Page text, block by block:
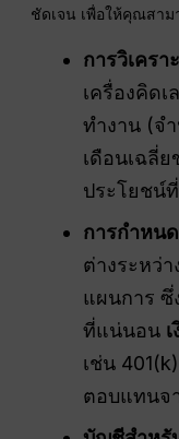
ชัดเจน เพื่อให้คุณสา
การวิเคร
เครื่องคิด
ทำงาน (จ
เดือนเฉลี่
ประโยชน์
การกำหน
ต่างระหว่า
แผนการ ซึ่
ที่แน่นอน
เช่น
ตอบแทนจ